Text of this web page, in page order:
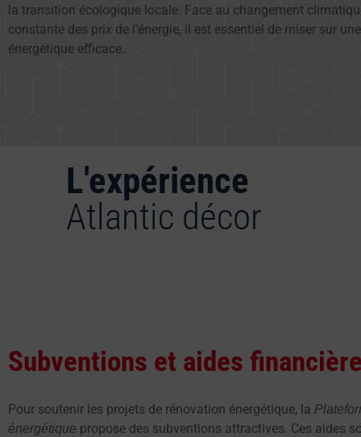
la transition écologique locale. Face au changement
constante des prix de l’énergie, il est essentiel de miser sur
énergétique efficace.
L'expérience
Atlantic décor
Subventions et aides
Pour soutenir les projets de rénovation énergétique, la
énergétique propose des subventions attractives. Ces aides